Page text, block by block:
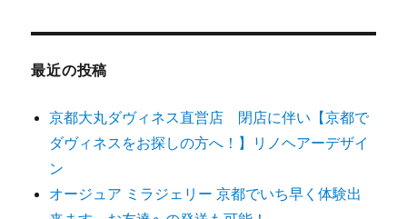
最近の投稿
京都大丸ダヴィネス直営店 閉店に伴い【京都で
ダヴィネスをお探しの方へ！】リノヘアーデザイ
ン
オージュア ミラジェリー 京都でいち早く体験出